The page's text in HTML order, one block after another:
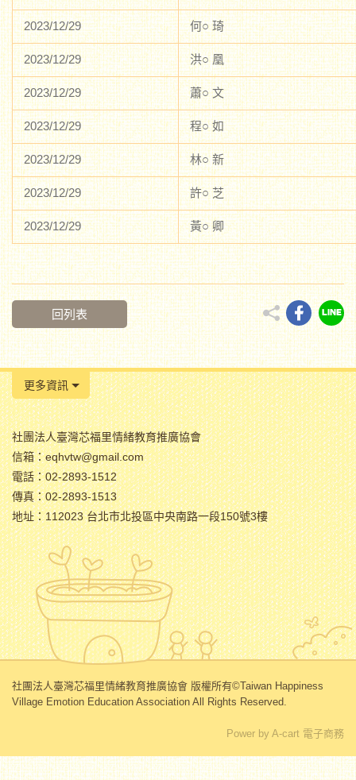
2023/12/29 何○ 琦
2023/12/29 洪○ 凰
2023/12/29 蕭○ 文
2023/12/29 程○ 如
2023/12/29 林○ 新
2023/12/29 許○ 芝
2023/12/29 黃○ 卿
回列表
更多資訊
社團法人臺灣芯福里情緒教育推廣協會
信箱：eqhvtw@gmail.com
電話：02-2893-1512
傳真：02-2893-1513
地址：112023 台北市北投區中央南路一段150號3樓
社團法人臺灣芯福里情緒教育推廣協會 版權所有©Taiwan Happiness
Village Emotion Education Association All Rights Reserved.
Power by A-cart 電子商務